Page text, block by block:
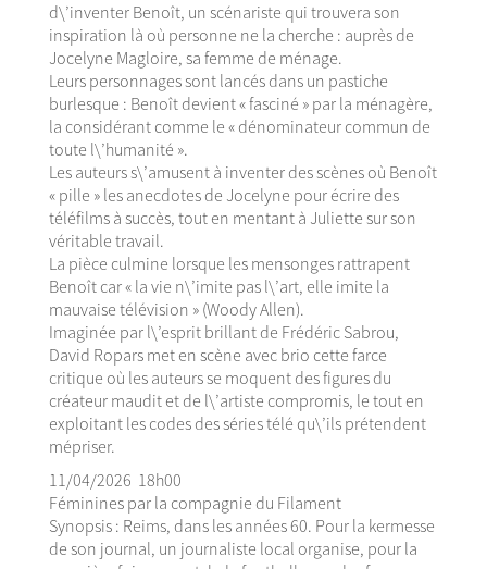
d\’inventer Benoît, un scénariste qui trouvera son
inspiration là où personne ne la cherche : auprès de
Jocelyne Magloire, sa femme de ménage.
Leurs personnages sont lancés dans un pastiche
burlesque : Benoît devient « fasciné » par la ménagère,
la considérant comme le « dénominateur commun de
toute l\’humanité ».
Les auteurs s\’amusent à inventer des scènes où Benoît
« pille » les anecdotes de Jocelyne pour écrire des
téléfilms à succès, tout en mentant à Juliette sur son
véritable travail.
La pièce culmine lorsque les mensonges rattrapent
Benoît car « la vie n\’imite pas l\’art, elle imite la
mauvaise télévision » (Woody Allen).
Imaginée par l\’esprit brillant de Frédéric Sabrou,
David Ropars met en scène avec brio cette farce
critique où les auteurs se moquent des figures du
créateur maudit et de l\’artiste compromis, le tout en
exploitant les codes des séries télé qu\’ils prétendent
mépriser.
11/04/2026 18h00
Féminines par la compagnie du Filament
Synopsis : Reims, dans les années 60. Pour la kermesse
de son journal, un journaliste local organise, pour la